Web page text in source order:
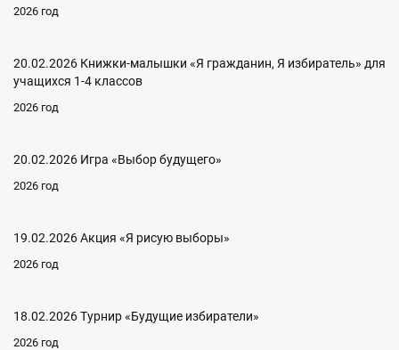
2026 год
20.02.2026 Книжки-малышки «Я гражданин, Я избиратель» для
учащихся 1-4 классов
2026 год
20.02.2026 Игра «Выбор будущего»
2026 год
19.02.2026 Акция «Я рисую выборы»
2026 год
18.02.2026 Турнир «Будущие избиратели»
2026 год